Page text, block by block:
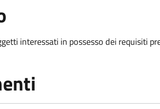
interessati in possesso dei requisiti